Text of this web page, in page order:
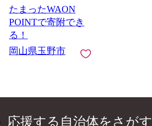
みずみずしい 甘い 瀬
戸内 晴れの国 おかや
ま 果物大国 満天フル
ーツ
たまったWAON
POINTで寄附でき
る！
岡山県玉野市
応援する自治体をさがす